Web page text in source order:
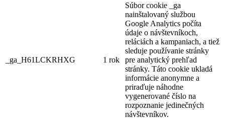
_ga_H61LCKRHXG 1 rok
Súbor cookie _ga
nainštalovaný službou
Google Analytics počíta
údaje o návštevníkoch,
reláciách a kampaniach, a tiež
sleduje používanie stránky
pre analytický prehľad
stránky. Táto cookie ukladá
informácie anonymne a
priraďuje náhodne
vygenerované číslo na
rozpoznanie jedinečných
návštevníkov.